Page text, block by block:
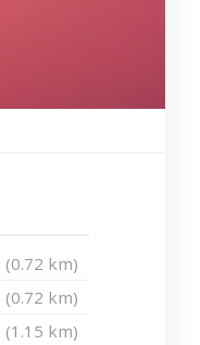
(0.72 km)
(0.72 km)
(1.15 km)